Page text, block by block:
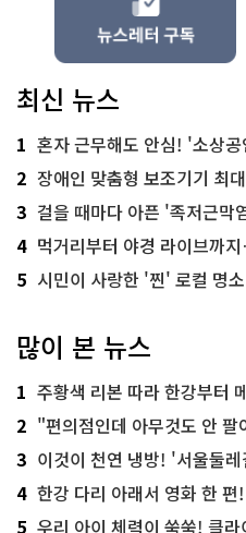
최신 뉴스
1 혼자 근무해도 안심! '소상
2 장애인 맞춤형 보조기기 최대 3
3 걸을 때마다 아픈 '족저근막염'…
4 먹거리부터 야경 라이브까
5 시민이 사랑한 '찐' 로컬 명소
많이 본 뉴스
1 주황색 리본 따라 한강부터 메타세
2 "편의점인데 아무것도 안 팔아요"
3 이것이 천연 냉방! '서울둘
4 한강 다리 아래서 영화 한
5 우리 아이 체력이 쑥쑥! 클